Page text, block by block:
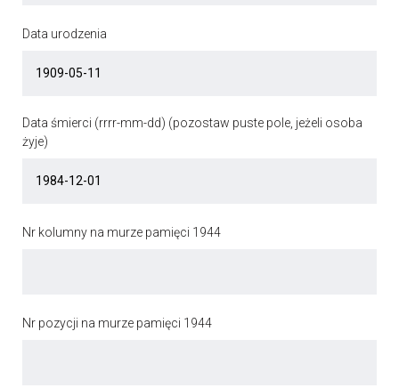
Data urodzenia
Data śmierci (rrrr-mm-dd) (pozostaw puste pole, jeżeli osoba
żyje)
Nr kolumny na murze pamięci 1944
Nr pozycji na murze pamięci 1944